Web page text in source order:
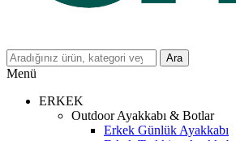
Ara
Menü
ERKEK
Outdoor Ayakkabı & Botlar
Erkek Günlük Ayakkabı